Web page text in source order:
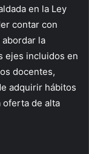
en la Ley
contar con
la
ejes incluidos en
docentes,
adquirir hábitos
oferta de alta